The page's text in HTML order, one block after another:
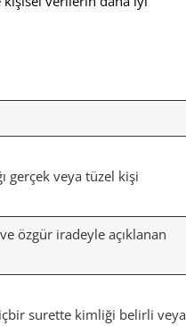
gerçek veya tüzel kişi
özgür iradeyle açıklanan
surette kimliği belirli veya